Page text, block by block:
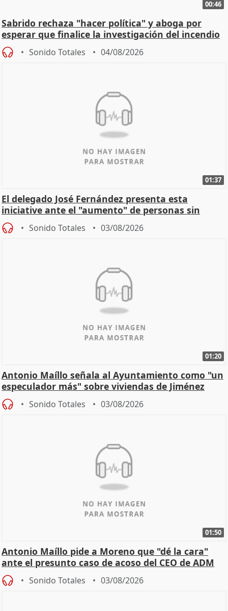
00:46
Sabrido rechaza "hacer política" y aboga por
esperar que finalice la investigación del incendio
Sonido Totales 04/08/2026
01:37
El delegado José Fernández presenta esta
iniciative ante el "aumento" de personas sin
hogar en Madri
Sonido Totales 03/08/2026
01:20
Antonio Maíllo señala al Ayuntamiento como "un
especulador más" sobre viviendas de Jiménez
Becerril
Sonido Totales 03/08/2026
01:50
Antonio Maíllo pide a Moreno que "dé la cara"
ante el presunto caso de acoso del CEO de ADM
Sonido Totales 03/08/2026